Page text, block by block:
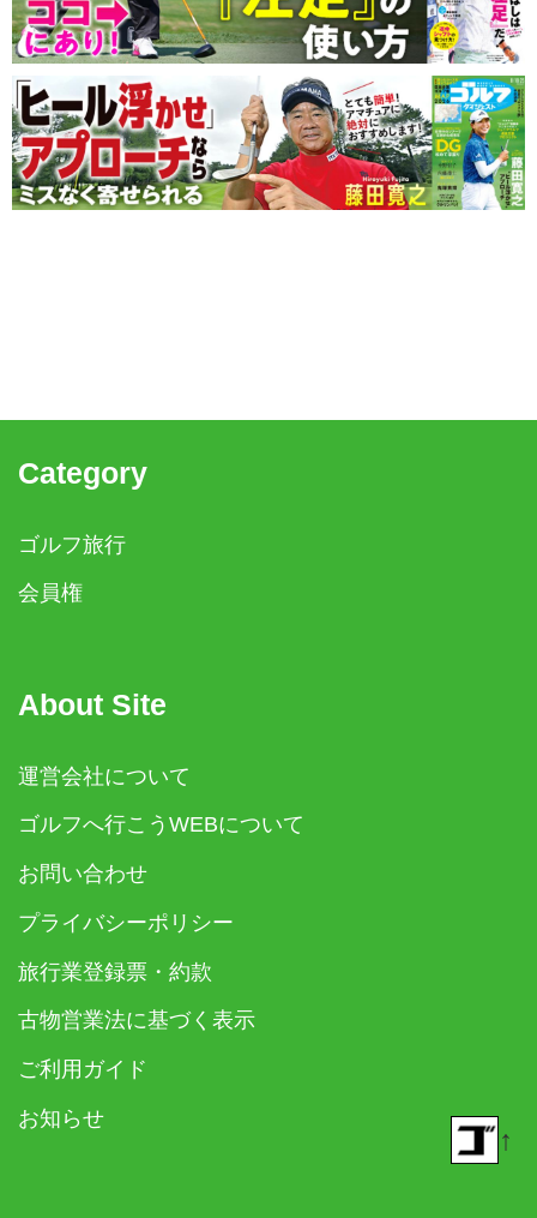
Category
ゴルフ旅行
会員権
About Site
運営会社について
ゴルフへ行こうWEBについて
お問い合わせ
プライバシーポリシー
旅行業登録票・約款
古物営業法に基づく表示
ご利用ガイド
お知らせ
↑